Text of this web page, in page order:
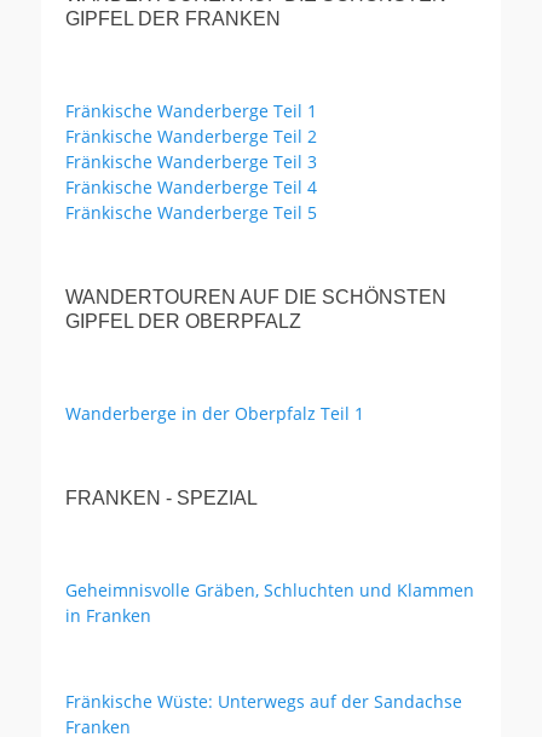
GIPFEL DER FRANKEN
Fränkische Wanderberge Teil 1
Fränkische Wanderberge Teil 2
Fränkische Wanderberge Teil 3
Fränkische Wanderberge Teil 4
Fränkische Wanderberge Teil 5
WANDERTOUREN AUF DIE SCHÖNSTEN
GIPFEL DER OBERPFALZ
Wanderberge in der Oberpfalz Teil 1
FRANKEN - SPEZIAL
Geheimnisvolle Gräben, Schluchten und Klammen
in Franken
Fränkische Wüste: Unterwegs auf der Sandachse
Franken